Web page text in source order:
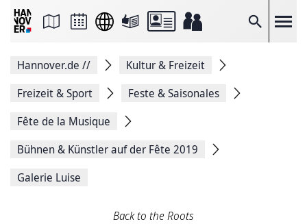
Suche
Seite
Facebook
teilen
Seitenlink
Seite
Hannover.de //
Kultur & Freizeit
Freizeit & Sport
Feste & Saisonales
Fête de la Musique
Bühnen & Künstler auf der Fête 2019
Galerie Luise
Back to the Roots